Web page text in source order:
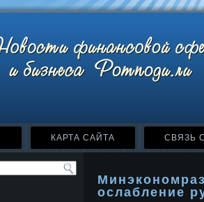
КАРТА САЙТА СВЯЗЬ
ослабление